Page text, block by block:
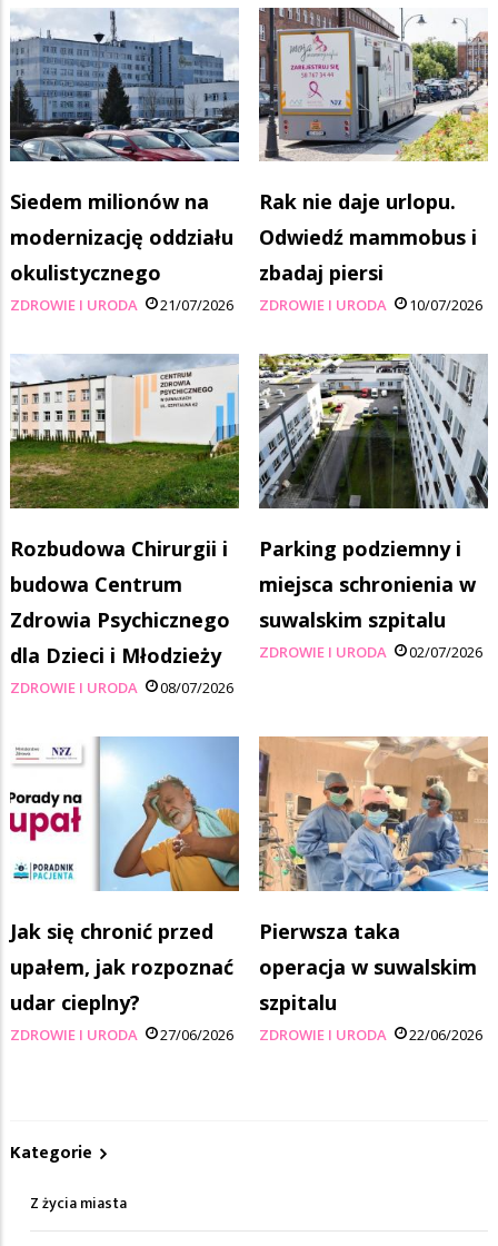
Siedem milionów na
modernizację oddziału
okulistycznego
ZDROWIE I URODA 21/07/2026
Rak nie daje urlopu.
Odwiedź mammobus i
zbadaj piersi
ZDROWIE I URODA 10/07/2026
Rozbudowa Chirurgii i
budowa Centrum
Zdrowia Psychicznego
dla Dzieci i Młodzieży
ZDROWIE I URODA 08/07/2026
Parking podziemny i
miejsca schronienia w
suwalskim szpitalu
ZDROWIE I URODA 02/07/2026
Jak się chronić przed
upałem, jak rozpoznać
udar cieplny?
ZDROWIE I URODA 27/06/2026
Pierwsza taka
operacja w suwalskim
szpitalu
ZDROWIE I URODA 22/06/2026
Kategorie
Z życia miasta